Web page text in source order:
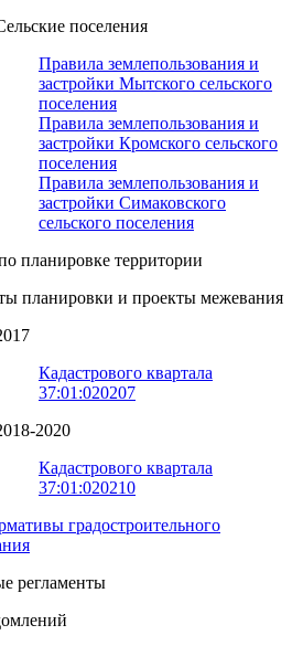
поселения
Правила землепользования и
застройки Мытского сельского
поселения
Правила землепользования и
застройки Кромского сельского
поселения
Правила землепользования и
застройки Симаковского
сельского поселения
планировке территории
планировки и проекты межевания
Кадастрового квартала
37:01:020207
2020
Кадастрового квартала
37:01:020210
градостроительного
регламенты